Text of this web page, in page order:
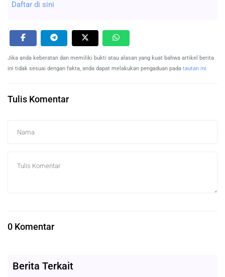
Daftar di sini
Jika anda keberatan dan memiliki bukti atau alasan yang kuat bahwa artikel berita
ini tidak sesuai dengan fakta, anda dapat melakukan pengaduan pada tautan ini
Tulis Komentar
0 Komentar
Berita Terkait